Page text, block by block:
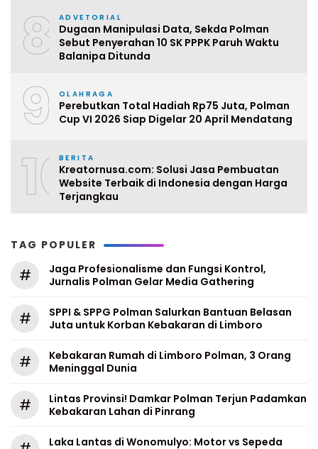
8 ADVETORIAL
Dugaan Manipulasi Data, Sekda Polman
Sebut Penyerahan 10 SK PPPK Paruh Waktu
Balanipa Ditunda
9 OLAHRAGA
Perebutkan Total Hadiah Rp75 Juta, Polman
Cup VI 2026 Siap Digelar 20 April Mendatang
10BERITA
Kreatornusa.com: Solusi Jasa Pembuatan
Website Terbaik di Indonesia dengan Harga
Terjangkau
TAG POPULER
#
Jaga Profesionalisme dan Fungsi Kontrol,
Jurnalis Polman Gelar Media Gathering
#
SPPI & SPPG Polman Salurkan Bantuan Belasan
Juta untuk Korban Kebakaran di Limboro
#
Kebakaran Rumah di Limboro Polman, 3 Orang
Meninggal Dunia
#
Lintas Provinsi! Damkar Polman Terjun Padamkan
Kebakaran Lahan di Pinrang
Laka Lantas di Wonomulyo: Motor vs Sepeda